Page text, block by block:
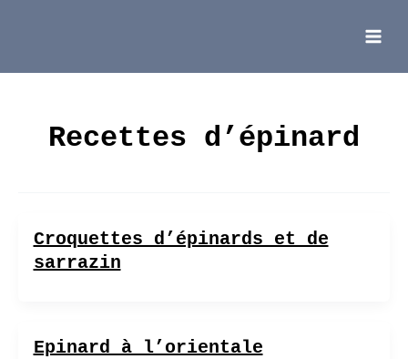
Main
Menu
Recettes d’épinard
Croquettes d’épinards et de
sarrazin
Epinard à l’orientale